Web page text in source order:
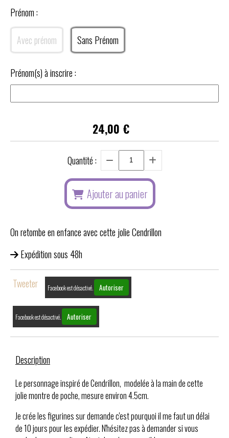
Prénom :
Avec prénom Sans Prénom
Prénom(s) à inscrire :
24,00 €
Quantité :
Ajouter au panier
On retombe en enfance avec cette jolie Cendrillon
Expédition sous 48h
Tweeter Facebook est désactivé. Autoriser
Facebook est désactivé. Autoriser
Description
Le personnage inspiré de Cendrillon, modelée à la main de cette
jolie montre de poche, mesure environ 4.5cm.
Je crée les figurines sur demande c'est pourquoi il me faut un délai
de 10 jours pour les expédier. N'hésitez pas à demander si vous